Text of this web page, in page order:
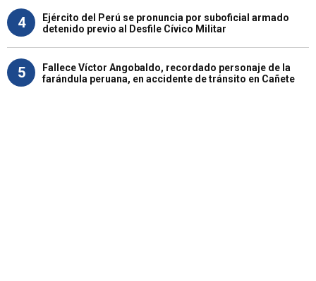
4
Ejército del Perú se pronuncia por suboficial armado
detenido previo al Desfile Cívico Militar
5
Fallece Víctor Angobaldo, recordado personaje de la
farándula peruana, en accidente de tránsito en Cañete